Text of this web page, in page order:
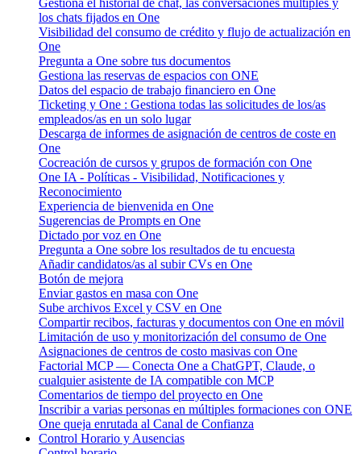
los chats fijados en One
Visibilidad del consumo de crédito y flujo de actualización en
One
Pregunta a One sobre tus documentos
Gestiona las reservas de espacios con ONE
Datos del espacio de trabajo financiero en One
Ticketing y One : Gestiona todas las solicitudes de los/as
empleados/as en un solo lugar
Descarga de informes de asignación de centros de coste en
One
Cocreación de cursos y grupos de formación con One
One IA - Políticas - Visibilidad, Notificaciones y
Reconocimiento
Experiencia de bienvenida en One
Sugerencias de Prompts en One
Dictado por voz en One
Pregunta a One sobre los resultados de tu encuesta
Añadir candidatos/as al subir CVs en One
Botón de mejora
Enviar gastos en masa con One
Sube archivos Excel y CSV en One
Compartir recibos, facturas y documentos con One en móvil
Limitación de uso y monitorización del consumo de One
Asignaciones de centros de costo masivas con One
Factorial MCP — Conecta One a ChatGPT, Claude, o
cualquier asistente de IA compatible con MCP
Comentarios de tiempo del proyecto en One
Inscribir a varias personas en múltiples formaciones con ONE
One queja enrutada al Canal de Confianza
Control Horario y Ausencias